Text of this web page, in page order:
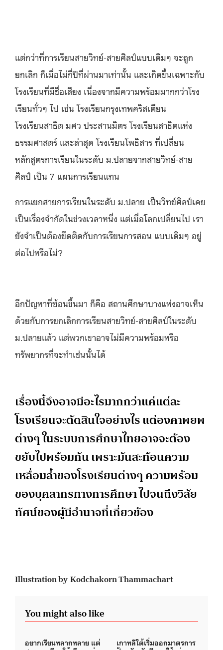
แต่กว่าที่การเรียนสายวิทย์-สายศิลป์แบบเดิมๆ จะถูก
ยกเลิก ก็เมื่อไม่กี่ปีที่ผ่านมาเท่านั้น และเกิดขึ้นเฉพาะกับ
โรงเรียนที่มีชื่อเสียง เนื่องจากมีความพร้อมมากกว่าโรง
เรียนทั่วๆ ไป เช่น โรงเรียนกรุงเทพคริสเตียน
โรงเรียนสาธิต มศว ประสานมิตร โรงเรียนสาธิตแห่ง
ธรรมศาสตร์ และล่าสุด โรงเรียนโพธิสาร ที่เปลี่ยน
หลักสูตรการเรียนในระดับ ม.ปลายจากสายวิทย์-สาย
ศิลป์ เป็น 7 แผนการเรียนแทน
การแยกสายการเรียนในระดับ ม.ปลาย เป็นวิทย์ศิลป์เคย
เป็นเรื่องจำกัดในช่วงเวลาหนึ่ง แต่เมื่อโลกเปลี่ยนไป เรา
ยังจำเป็นต้องยึดติดกับการเรียนการสอน แบบเดิมๆ อยู่
ต่อไปหรือไม่?
อีกปัญหาที่ซ้อนขึ้นมา ก็คือ สถานศึกษาบางแห่งอาจเห็น
ด้วยกับการยกเลิกการเรียนสายวิทย์-สายศิลป์ในระดับ
ม.ปลายแล้ว แต่พวกเขาอาจไม่มีความพร้อมหรือ
ทรัพยากรที่จะทำเช่นนั้นได้
เรื่องนี้จึงอาจมีอะไรมากกว่าแค่แต่ละ
โรงเรียนจะตัดสินใจอย่างไร แต่องคาพยพ
ต่างๆ ในระบบการศึกษาไทยอาจจะต้อง
ขยับไปพร้อมกัน เพราะมันสะท้อนความ
เหลื่อมล้ำของโรงเรียนต่างๆ ความพร้อม
ของบุคลากรทางการศึกษา ไปจนถึงวิสัย
ทัศน์ของผู้มีอำนาจที่เกี่ยวข้อง
Illustration by Kodchakorn Thammachart
You might also like
อยากเรียนหลากหลาย แต่
เกาหลีใต้เริ่มออกมาตรการ